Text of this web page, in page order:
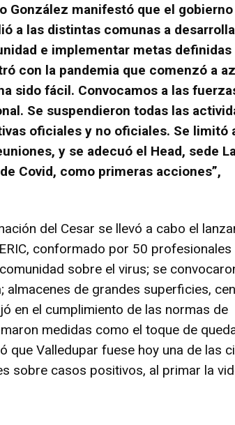
González manifestó que el
a las distintas comunas a
e implementar metas definidas
con la pandemia que comenzó a
sido fácil. Convocamos a las
Se suspendieron todas las
oficiales y no oficiales. Se limitó
y se adecuó el Head, sede La
Covid, como primeras acciones”,
del Cesar se llevó a cabo el
conformado por 50 profesionales
sobre el virus; se
de grandes superficies,
en el cumplimiento de las normas de
medidas como el toque de
que Valledupar fuese hoy una de las
sobre casos positivos, al primar la